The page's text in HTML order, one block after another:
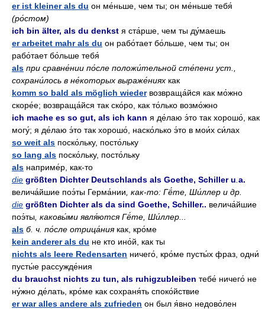
er ist kleiner als du он ме́ньше, чем ты; он ме́ньше тебя́
(ро́стом)
ich bin älter, als du denkst я ста́рше, чем ты ду́маешь
er arbeitet mahr als du он рабо́тает бо́льше, чем ты; он
рабо́тает бо́льше тебя́
als при сравне́нии по́сле положи́тельной сте́пени уст.,
сохрани́лось в не́которых выраже́ниях как
komm so bald als möglich wiederвозвраща́йся как мо́жно
скоре́е; возвраща́йся так ско́ро, как то́лько возмо́жно
ich mache es so gut, als ich kann я де́лаю э́то так хорошо́, как
могу́; я де́лаю э́то так хорошо́, наско́лько э́то в мои́х си́лах
so weit als поско́льку, посто́льку
so lang als поско́льку, посто́льку
als наприме́р, как-то
die größten Dichter Deutschlands als Goethe, Schiller u a.
велича́йшие поэ́ты Герма́нии , как-то: Гё́те, Ши́ллер и др.
die größten Dichter als da sind Goethe, Schiller.. велича́йшие
поэ́ты , каковы́ми явля́ются Гё́те, Ши́ллер...
als б. ч. по́сле отрица́ниякак, кро́ме
kein anderer als du не кто ино́й, как ты
nichts als leere Redensarten ничего́, кро́ме пусты́х фраз, одни́
пусты́е рассужде́ния
du brauchst nichts zu tun, als ruhigzubleiben тебе́ ничего́ не
ну́жно де́лать, кро́ме как сохраня́ть споко́йствие
er war alles andere als zufrieden он был я́вно недово́лен